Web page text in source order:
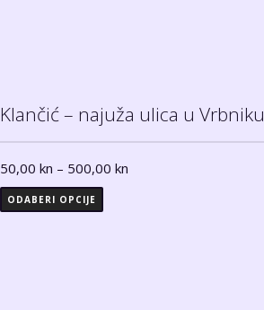
Klančić – najuža ulica u Vrbniku
50,00kn – 500,00kn
ODABERI OPCIJE